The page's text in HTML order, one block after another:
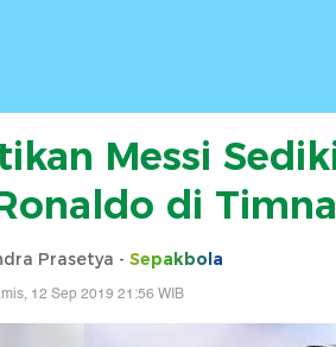
Messi
di
Prasetya - Sepakbola
12 Sep 2019 21:56 WIB